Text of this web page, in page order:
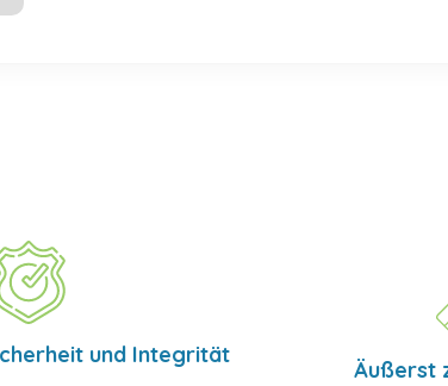
und Integrität
Äußerst